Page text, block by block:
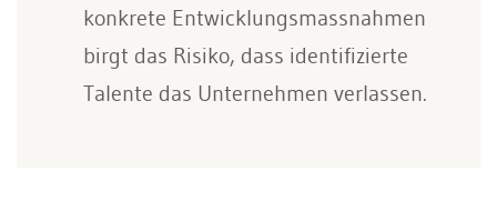
konkrete Entwicklungsmassnahmen
birgt das Risiko, dass identifizierte
Talente das Unternehmen verlassen.